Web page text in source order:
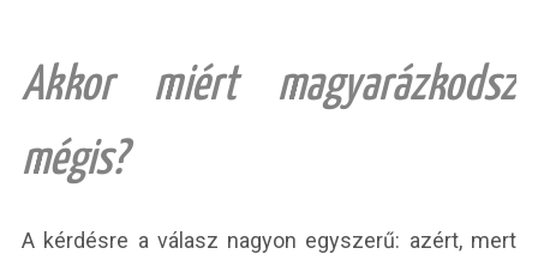
Akkor miért magyarázkodsz
mégis?
A kérdésre a válasz nagyon egyszerű: azért, mert